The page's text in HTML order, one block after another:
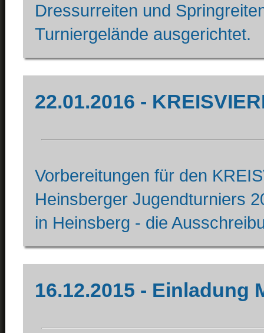
Dressurreiten und
Turniergelände ausgerichtet.
22.01.2016 -
Vorbereitungen für den
Heinsberger Jugendturniers
in Heinsberg - die
16.12.2015 - Einladung